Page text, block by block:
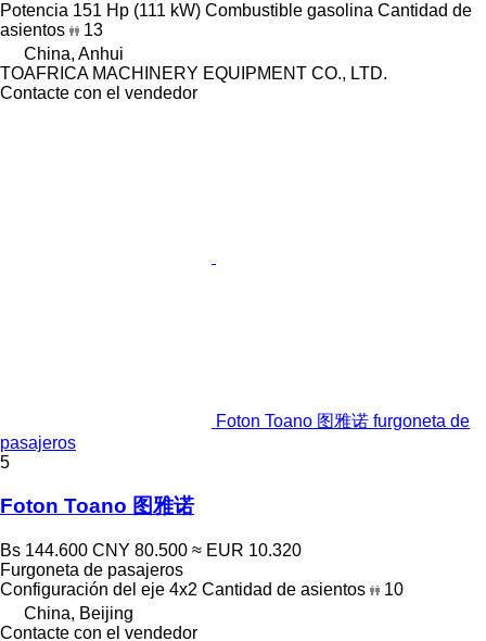
Potencia 151 Hp (111 kW) Combustible gasolina Cantidad de
asientos
13
China, Anhui
TOAFRICA MACHINERY EQUIPMENT CO., LTD.
Contacte con el vendedor
Foton Toano 图雅诺 furgoneta de
pasajeros
5
Foton Toano 图雅诺
Bs 144.600 CNY 80.500 ≈ EUR 10.320
Furgoneta de pasajeros
Configuración del eje 4x2 Cantidad de asientos
10
China, Beijing
Contacte con el vendedor